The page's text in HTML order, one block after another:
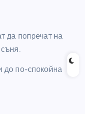
да попречат на
до по-спокойна